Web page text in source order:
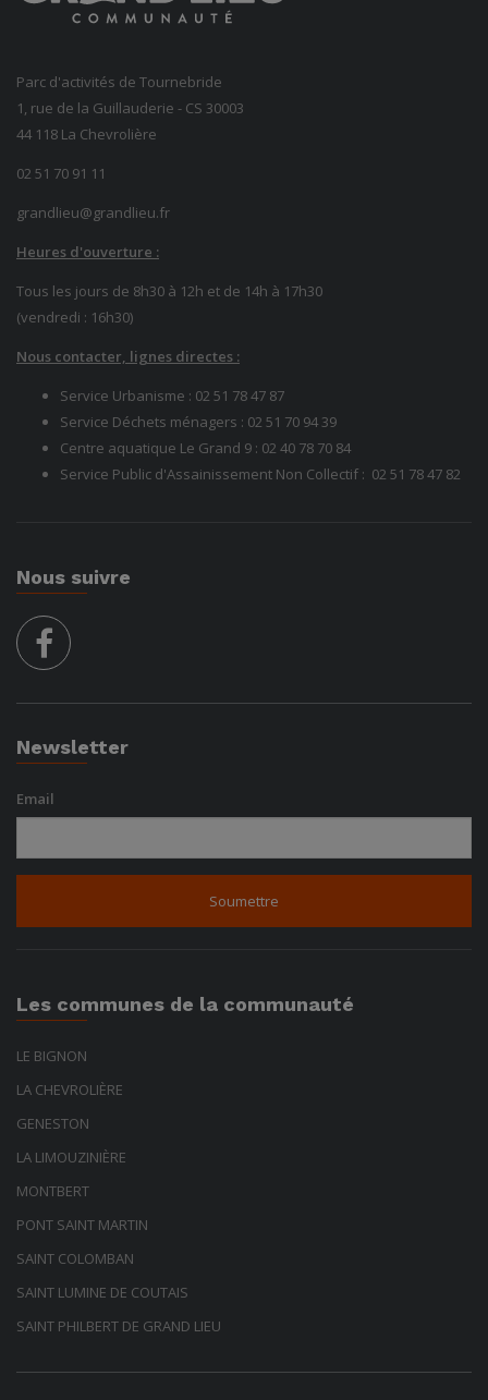
Parc d'activités de Tournebride
1, rue de la Guillauderie - CS 30003
44 118 La Chevrolière
02 51 70 91 11
grandlieu@grandlieu.fr
Heures d'ouverture :
Tous les jours de 8h30 à 12h et de 14h à 17h30
(vendredi : 16h30)
Nous contacter, lignes directes :
Service Urbanisme : 02 51 78 47 87
Service Déchets ménagers : 02 51 70 94 39
Centre aquatique Le Grand 9 : 02 40 78 70 84
Service Public d'Assainissement Non Collectif : 02 51 7847 82
Nous suivre
Newsletter
Email
Les communes de la communauté
LE BIGNON
LA CHEVROLIÈRE
GENESTON
LA LIMOUZINIÈRE
MONTBERT
PONT SAINT MARTIN
SAINT COLOMBAN
SAINT LUMINE DE COUTAIS
SAINT PHILBERT DE GRAND LIEU